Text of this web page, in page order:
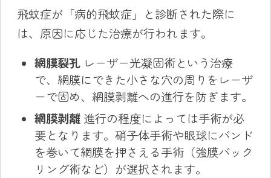
飛蚊症が「病的飛蚊症」と診断された際に
は、原因に応じた治療が行われます。
網膜裂孔レーザー光凝固術という治療
で、網膜にできた小さな穴の周りをレーザ
ーで固め、網膜剥離への進行を防ぎます。
網膜剥離進行の程度によっては手術が必
要となります。硝子体手術や眼球にバンド
を巻いて網膜を押さえる手術（強膜バック
リング術など）が選択されます。